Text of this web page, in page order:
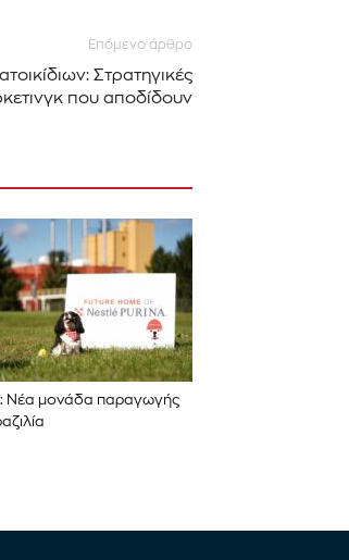
Επόμενο άρθρο
Στρατηγικές
που αποδίδουν
Νέα μονάδα παραγωγής